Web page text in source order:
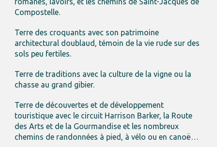
Compostelle.
Terre des croquants avec son patrimoine
architectural doublaud, témoin de la vie rude sur des
sols peu fertiles.
Terre de traditions avec la culture de la vigne ou la
chasse au grand gibier.
Terre de découvertes et de développement
touristique avec le circuit Harrison Barker, la Route
des Arts et de la Gourmandise et les nombreux
chemins de randonnées à pied, à vélo ou en canoë…